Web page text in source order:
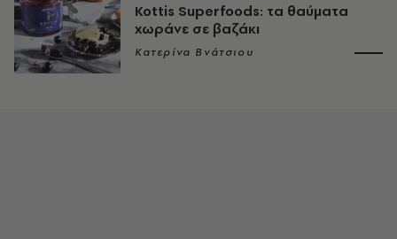
Kottis Superfoods: τα θαύματα
χωράνε σε βαζάκι
Κατερίνα Βνάτσιου